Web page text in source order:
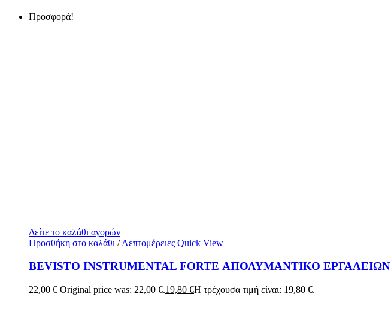
Προσφορά!
Δείτε το καλάθι αγορών
Προσθήκη στο καλάθι / Λεπτομέρειες Quick View
BEVISTO INSTRUMENTAL FORTE ΑΠΟΛΥΜΑΝΤΙΚΟ ΕΡΓΑΛΕΙΩΝ
22,00€ Original price was: 22,00 €.19,80 €Η τρέχουσα τιμή είναι: 19,80 €.